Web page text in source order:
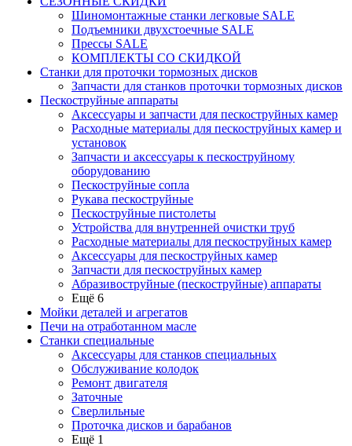
Шиномонтажные станки легковые SALE
Подъемники двухстоечные SALE
Прессы SALE
КОМПЛЕКТЫ СО СКИДКОЙ
Станки для проточки тормозных дисков
Запчасти для станков проточки тормозных дисков
Пескоструйные аппараты
Аксессуары и запчасти для пескоструйных камер
Расходные материалы для пескоструйных камер и
установок
Запчасти и аксессуары к пескоструйному
оборудованию
Пескоструйные сопла
Рукава пескоструйные
Пескоструйные пистолеты
Устройства для внутренней очистки труб
Расходные материалы для пескоструйных камер
Аксессуары для пескоструйных камер
Запчасти для пескоструйных камер
Абразивоструйные (пескоструйные) аппараты
Ещё 6
Мойки деталей и агрегатов
Печи на отработанном масле
Станки специальные
Аксессуары для станков специальных
Обслуживание колодок
Ремонт двигателя
Заточные
Сверлильные
Проточка дисков и барабанов
Ещё 1